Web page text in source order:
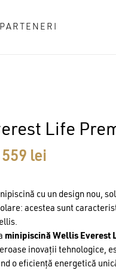
PARTENERI
Life
lei
cu un design nou,
acestea sunt
minipiscină Wellis Everest
inovații tehnologice,
o eficiență energetică